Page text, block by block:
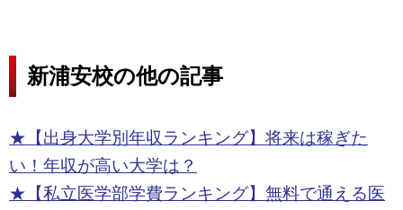
新浦安校の他の記事
★【出身大学別年収ランキング】将来は稼ぎた
い！年収が高い大学は？
★【私立医学部学費ランキング】無料で通える医